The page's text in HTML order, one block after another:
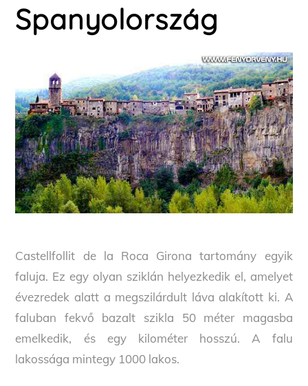
Spanyolország
Castellfollit de la Roca Girona tartomány egyik
faluja. Ez egy olyan sziklán helyezkedik el, amelyet
évezredek alatt a megszilárdult láva alakított ki. A
faluban fekvő bazalt szikla 50 méter magasba
emelkedik, és egy kilométer hosszú. A falu
lakossága mintegy 1000 lakos.